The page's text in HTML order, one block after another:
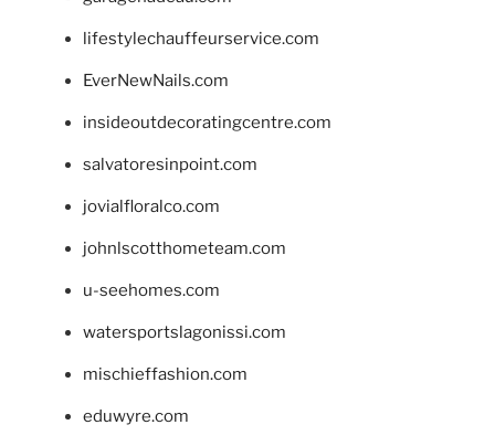
lifestylechauffeurservice.com
EverNewNails.com
insideoutdecoratingcentre.com
salvatoresinpoint.com
jovialfloralco.com
johnlscotthometeam.com
u-seehomes.com
watersportslagonissi.com
mischieffashion.com
eduwyre.com